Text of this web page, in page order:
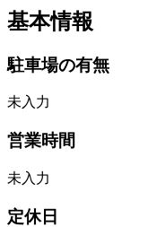
基本情報
駐車場の有無
未入力
営業時間
未入力
定休日